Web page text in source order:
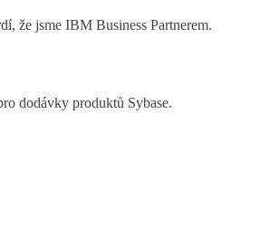
že jsme IBM Business Partnerem.
dodávky produktů Sybase.